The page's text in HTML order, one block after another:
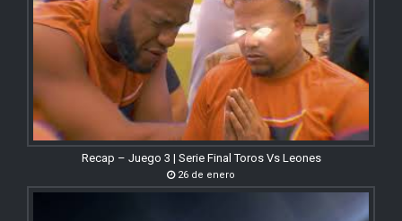
Recap – Juego 3 | Serie Final Toros Vs Leones
26 de enero